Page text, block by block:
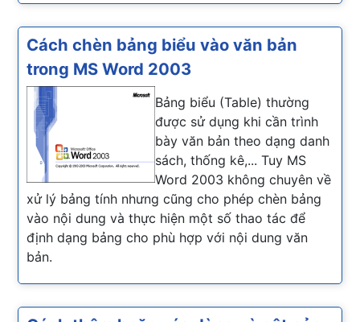
Cách chèn bảng biểu vào văn bản
trong MS Word 2003
Bảng biểu (Table) thường
được sử dụng khi cần trình
bày văn bản theo dạng danh
sách, thống kê,... Tuy MS
Word 2003 không chuyên về
xử lý bảng tính nhưng cũng cho phép chèn bảng
vào nội dung và thực hiện một số thao tác để
định dạng bảng cho phù hợp với nội dung văn
bản.